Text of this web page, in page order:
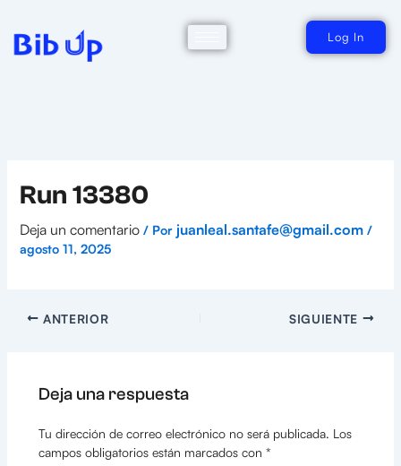
contenido
Log In
Run 13380
Deja un comentario / Por juanleal.santafe@gmail.com /
agosto 11, 2025
ANTERIOR SIGUIENTE
Deja una respuesta
Tu dirección de correo electrónico no será publicada. Los
campos obligatorios están marcados con *